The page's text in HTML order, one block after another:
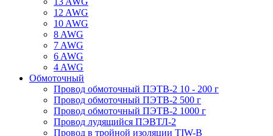
12 AWG
10 AWG
8 AWG
7 AWG
6 AWG
4 AWG
Обмоточный
Провод обмоточный ПЭТВ-2 10 - 200 г
Провод обмоточный ПЭТВ-2 500 г
Провод обмоточный ПЭТВ-2 1000 г
Провод лудящийся ПЭВТЛ-2
Провод в тройной изоляции TIW-B